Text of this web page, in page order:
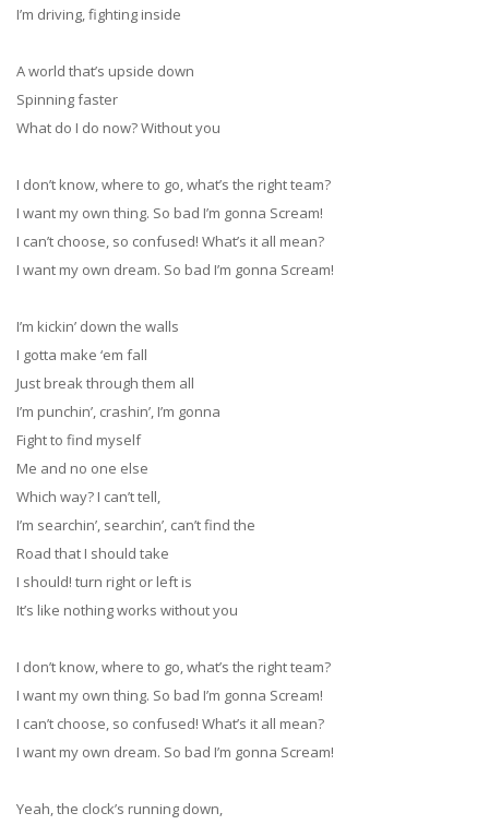
I’m driving, fighting inside
A world that’s upside down
Spinning faster
What do I do now? Without you
I don’t know, where to go, what’s the right team?
I want my own thing. So bad I’m gonna Scream!
I can’t choose, so confused! What’s it all mean?
I want my own dream. So bad I’m gonna Scream!
I’m kickin’ down the walls
I gotta make ‘em fall
Just break through them all
I’m punchin’, crashin’, I’m gonna
Fight to find myself
Me and no one else
Which way? I can’t tell,
I’m searchin’, searchin’, can’t find the
Road that I should take
I should! turn right or left is
It’s like nothing works without you
I don’t know, where to go, what’s the right team?
I want my own thing. So bad I’m gonna Scream!
I can’t choose, so confused! What’s it all mean?
I want my own dream. So bad I’m gonna Scream!
Yeah, the clock’s running down,